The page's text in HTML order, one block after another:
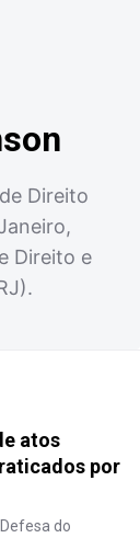
Direito
Direito e
atos
por
do